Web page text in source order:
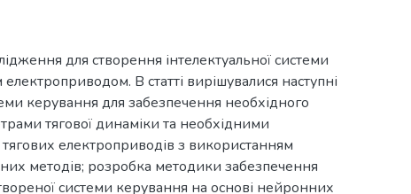
для створення інтелектуальної системи
В статті вирішувалися наступні
керування для забезпечення необхідного
тягової динаміки та необхідними
електроприводів з використанням
методів; розробка методики забезпечення
системи керування на основі нейронних